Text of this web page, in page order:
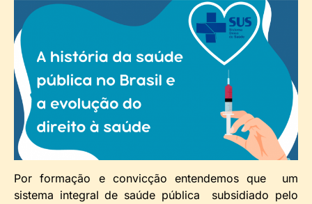
Por formação e convicção entendemos que um
sistema integral de saúde pública subsidiado pelo